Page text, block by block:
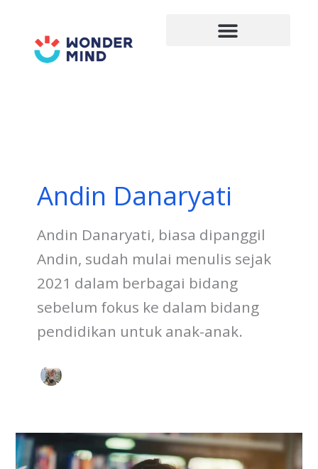
Andin Danaryati
Andin Danaryati, biasa dipanggil
Andin, sudah mulai menulis sejak
2021 dalam berbagai bidang
sebelum fokus ke dalam bidang
pendidikan untuk anak-anak.
Apa
Itu